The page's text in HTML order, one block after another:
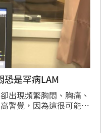
恐是罕病LAM
出現頻繁胸悶、胸痛、
警覺，因為這很可能是
科醫師黃漢斌，日前門